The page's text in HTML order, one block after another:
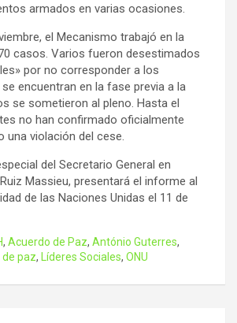
armados en varias ocasiones.
el Mecanismo trabajó en la
casos. Varios fueron desestimados
por no corresponder a los
encuentran en la fase previa a la
se sometieron al pleno. Hasta el
no han confirmado oficialmente
una violación del cese.
del Secretario General en
Massieu, presentará el informe al
de las Naciones Unidas el 11 de
, Acuerdo de Paz, António Guterres,
paz, Líderes Sociales, ONU